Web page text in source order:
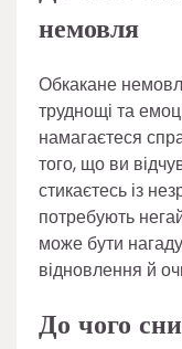
немовля
Обкакане
труднощі та
намагаєтеся
того, що ви
стикаєтесь із
потребують
може бути
відновлення й
До чого